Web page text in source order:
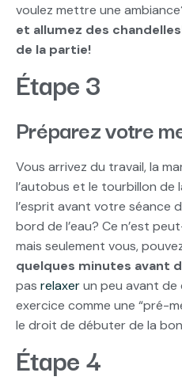
voulez mettre une
et allumez des
de la partie!
Étape 3
Préparez votre
Vous arrivez du travail, la
l’autobus et le tourbillon de
l’esprit avant votre séance
bord de l’eau? Ce n’est
mais seulement vous,
quelques minutes avant
pas relaxerun peu avant
exercice comme une “pré-
le droit de débuter de la
Étape 4